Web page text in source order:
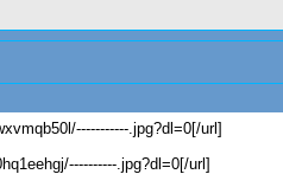
.jpg?dl=0[/url]
.jpg?dl=0[/url]